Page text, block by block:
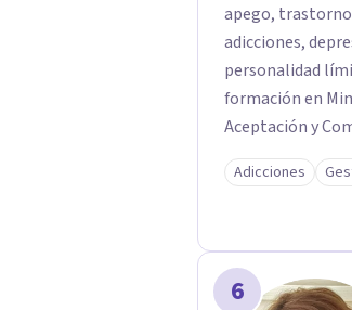
apego,
adicciones, depresión,
personalidad límite,
formación en Mindfulness, Logoterapia, Terapia Cognitivo-conductual y Terapia de
Aceptación y
gestión de la ira,
desde veinte
Adicciones
6